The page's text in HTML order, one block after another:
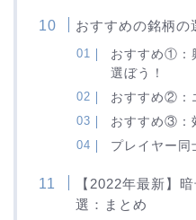
おすすめの銘柄の
おすすめ①：
選ぼう！
おすすめ②：
おすすめ③：
プレイヤー同
【2022年最新】
選：まとめ